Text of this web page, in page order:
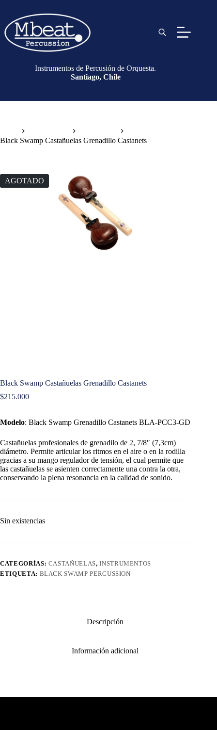
Instrumentos de Percusión de Orquesta.
Santiago, Chile
Black Swamp Castañuelas Grenadillo Castanets
AGOTADO
Black Swamp Castañuelas Grenadillo Castanets
$215.000
Modelo: Black Swamp Grenadillo Castanets BLA-PCC3-GD
Castañuelas profesionales de grenadilo de 2, 7/8″ (7,3cm)
diámetro. Permite articular los ritmos en el aire o en la rodilla
gracias a su mango regulador de tensión, el cual permite que
las castañuelas se asienten correctamente una contra la otra,
conservando la plena resonancia en la calidad de sonido.
Sin existencias
CATEGORÍAS: CASTAÑUELAS,INSTRUMENTOS
ETIQUETA: BLACK SWAMP PERCUSSION
Descripción
Información adicional